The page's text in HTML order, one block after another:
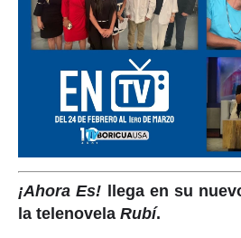
¡Ahora Es! llega en su
la telenovela Rubí.